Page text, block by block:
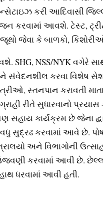
કરી આદિવાસી
કરવામાં આવશે. ટેસ્ટ,
જેવા કે બાળકો,
SHG, NSS/NYK
સંવેદનશીલ કરવા
સ્તનપાન કરાવતી
રીતે સુધારવાનો
કાર્યક્રમ છે જેના
સુદ્રઢ કરવામાં આવે છે.
અને વિભાગોની
કરવામાં આવી છે.
ધરવામાં આવી હતી.